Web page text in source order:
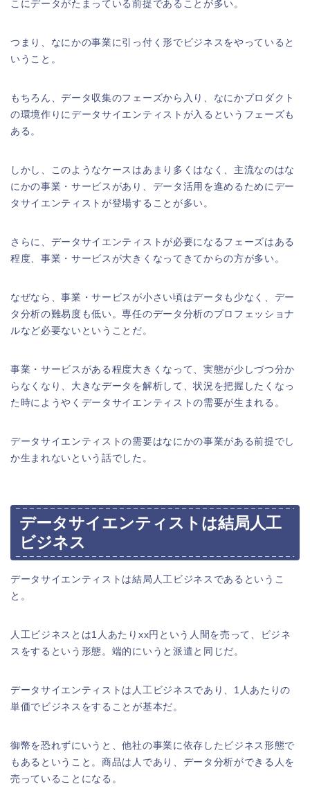
こにデータがたまっている前提であることが多い。
つまり、なにかの事業に引っ付く形でビジネスをやっていると
いうこと。
もちろん、データ収集のフェーズから入り、なにかプロダクト
の環境作りにデータサイエンティストが入るというフェーズも
ある。
しかし、このようなケースはあまり多くはなく、主流なのはな
にかの事業・サービスがあり、データ活用を進めるためにデー
タサイエンティストが登場することが多い。
さらに、データサイエンティストが必要になるフェーズはある
程度、事業・サービスが大きくなってきてからの方が多い。
なぜなら、事業・サービスが小さい頃はデータも少なく、デー
タ分析の難易度も低い。専任のデータ分析のプロフェッショナ
ルなど必要ないということだ。
事業・サービスがある程度大きくなって、実態が少しづつ分か
らなくなり、大きなデータを解析して、状況を把握したくなっ
た時にようやくデータサイエンティストの需要が生まれる。
データサイエンティストの需要はなにかの事業がある前提でし
か生まれないという話でした。
データサイエンティストは結局人工
ビジネス
データサイエンティストは結局人工ビジネスであるというこ
と。
人工ビジネスとは1人あたりxx円という人間を売って、ビジネ
スをするという形態。端的にいうと派遣と同じだ。
データサイエンティストは人工ビジネスであり、1人あたりの
単価でビジネスをすることが基本だ。
御幣を恐れずにいうと、他社の事業に依存したビジネス形態で
もあるということ。商品は人であり、データ分析ができる人を
売っていることになる。